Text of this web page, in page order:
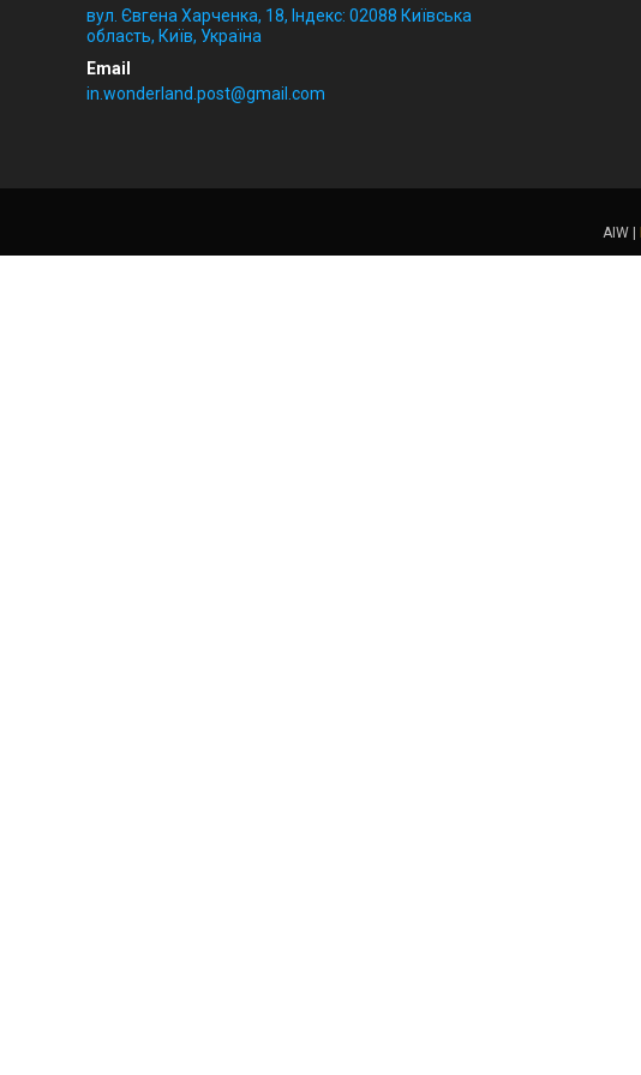
вул. Євгена Харченка, 18, Індекс: 02088 Київська
область, Київ, Україна
in.wonderland.post@gmail.com